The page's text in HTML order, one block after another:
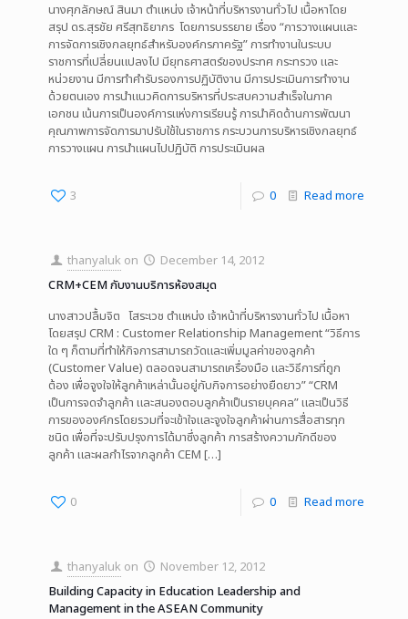
นางศุภลักษณ์ สินมา ตำแหน่ง เจ้าหน้าที่บริหารงานทั่วไป เนื้อหาโดย
สรุป ดร.สุรชัย ศรีสุทธิยากร โดยการบรรยาย เรื่อง “การวางแผนและ
การจัดการเชิงกลยุทธ์สำหรับองค์กรภาครัฐ” การทำงานในระบบ
ราชการที่เปลี่ยนแปลงไป มียุทธศาสตร์ของประทศ กระทรวง และ
หน่วยงาน มีการทำคำรับรองการปฏิบัติงาน มีการประเมินการทำงาน
ด้วยตนเอง การนำแนวคิดการบริหารที่ประสบความสำเร็จในภาค
เอกชน เน้นการเป็นองค์การแห่งการเรียนรู้ การนำคิดด้านการพัฒนา
คุณภาพการจัดการมาปรับใช้ในราชการ กระบวนการบริหารเชิงกลยุทธ์
การวางแผน การนำแผนไปปฏิบัติ การประเมินผล
3 0 Read more
thanyaluk on
December 14, 2012
CRM+CEM กับงานบริการห้องสมุด
นางสาวปลื้มจิต โสระเวช ตำแหน่ง เจ้าหน้าที่บริหารงานทั่วไป เนื้อหา
โดยสรุป CRM : Customer Relationship Management “วิธีการ
ใด ๆ ก็ตามที่ทำให้กิจการสามารถวัดและเพิ่มมูลค่าของลูกค้า
(Customer Value) ตลอดจนสามารถเครื่องมือ และวิธีการที่ถูก
ต้อง เพื่อจูงใจให้ลูกค้าเหล่านั้นอยู่กับกิจการอย่างยืดยาว” “CRM
เป็นการจดจำลูกค้า และสนองตอบลูกค้าเป็นรายบุคคล” และเป็นวิธี
การขององค์กรโดยรวมที่จะเข้าใจและจูงใจลูกค้าผ่านการสื่อสารทุก
ชนิด เพื่อที่จะปรับปรุงการได้มาซึ่งลูกค้า การสร้างความภักดีของ
ลูกค้า และผลกำไรจากลูกค้า CEM […]
0 0 Read more
thanyaluk on
November 12, 2012
Building Capacity in Education Leadership and
Management in the ASEAN Community